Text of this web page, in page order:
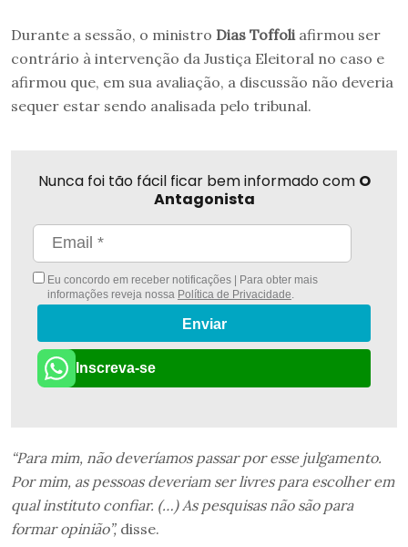
Durante a sessão, o ministro Dias Toffoli afirmou ser
contrário à intervenção da Justiça Eleitoral no caso e
afirmou que, em sua avaliação, a discussão não deveria
sequer estar sendo analisada pelo tribunal.
Nunca foi tão fácil ficar bem informado com O
Antagonista
Eu concordo em receber notificações | Para obter mais
informações reveja nossa Política de Privacidade
Enviar
Inscreva-se
“Para mim, não deveríamos passar por esse julgamento.
Por mim, as pessoas deveriam ser livres para escolher em
qual instituto confiar. (…) As pesquisas não são para
formar opinião”, disse.